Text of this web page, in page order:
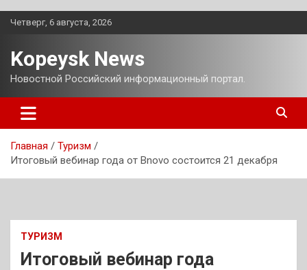
Перейти
Четверг, 6 августа, 2026
Kopeysk News
Новостной Российский информационный портал.
Главная
Туризм
Итоговый вебинар года от Bnovo состоится 21 декабря
ТУРИЗМ
Итоговый вебинар года